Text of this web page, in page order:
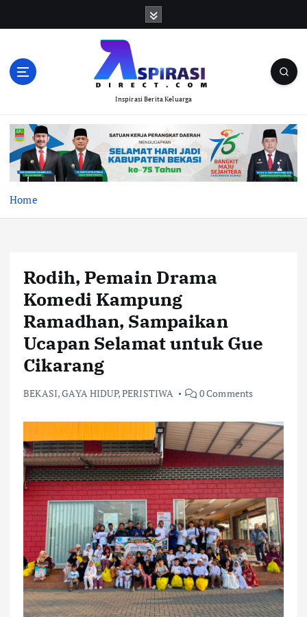
Inspirasi Berita Keluarga
Home
Rodih, Pemain Drama
Komedi Kampung
Ramadhan, Sampaikan
Ucapan Selamat untuk Gue
Cikarang
BEKASI,GAYA HIDUP,PERISTIWA 0 Comments